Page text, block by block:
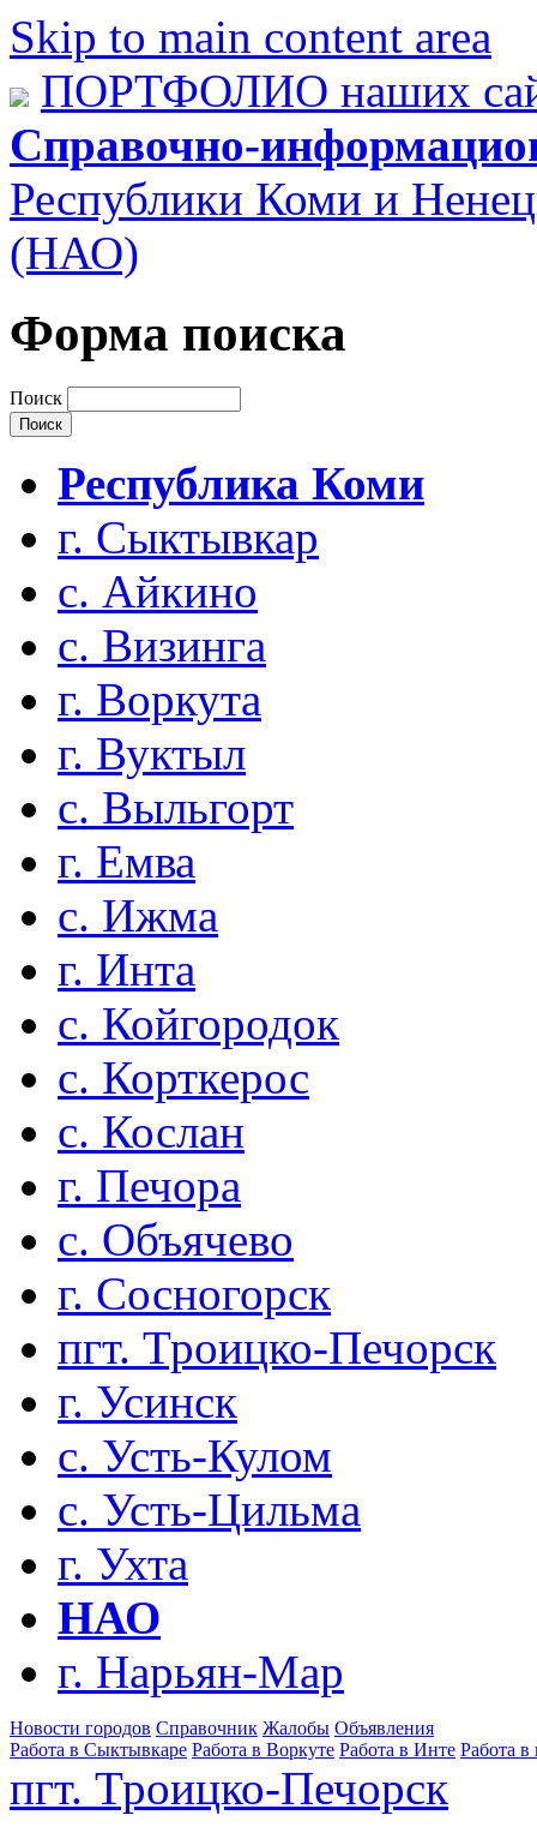
Skip to main content area
ПОРТФОЛИО наших
Справочно-
Республики Коми и
(НАО)
Форма поиска
Поиск
Республика Коми
г. Сыктывкар
с. Айкино
с. Визинга
г. Воркута
г. Вуктыл
с. Выльгорт
г. Емва
с. Ижма
г. Инта
с. Койгородок
с. Корткерос
с. Кослан
г. Печора
с. Объячево
г. Сосногорск
пгт. Троицко-Печорск
г. Усинск
с. Усть-Кулом
с. Усть-Цильма
г. Ухта
НАО
г. Нарьян-Мар
Новости городов Справочник Жалобы Объявления
Работа в Сыктывкаре Работа в Воркуте Работа в Инте Работа в
пгт. Троицко-Печорск